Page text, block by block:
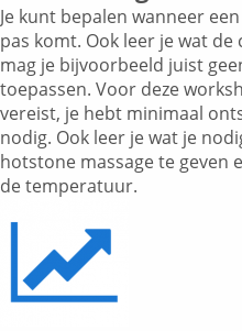
Je kunt bepalen wanneer
pas komt. Ook leer je wat
mag je bijvoorbeeld juist
toepassen. Voor deze
vereist, je hebt minimaal
nodig. Ook leer je wat je
hotstone massage te geven
de temperatuur.